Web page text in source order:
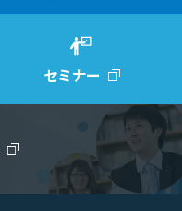
セミナー